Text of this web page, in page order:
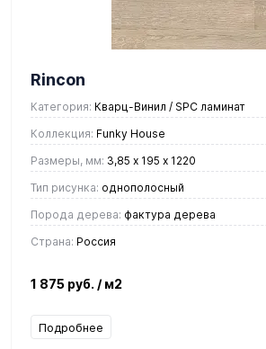
Rincon
Категория: Кварц-Винил / SPC ламинат
Коллекция: Funky House
Размеры, мм: 3,85 х 195 х 1220
Тип рисунка: однополосный
Порода дерева: фактура дерева
Страна: Россия
1 875 руб. / м2
Подробнее